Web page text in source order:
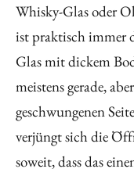
Whisky-Glas oder
ist praktisch immer
Glas mit dickem
meistens gerade,
geschwungenen
verjüngt sich die
soweit, dass das